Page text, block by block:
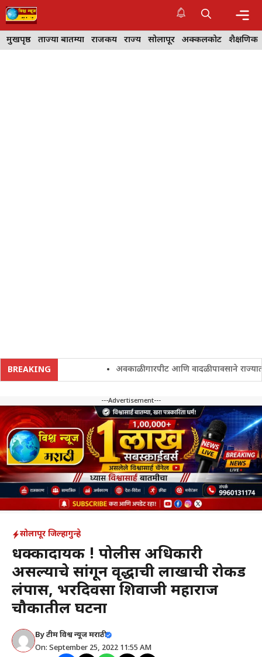
Skip
to
content
मुखपृष्ठ ताज्या बातम्या राजकीय राज्य सोलापूर अक्कलकोट शैक्षणिक
BREAKING अवकाळी गारपीट आणि वादळी पावसाने राज्यातील
---Advertisement---
सोलापूर जिल्हागुन्हे
धक्कादायक ! पोलीस अधिकारी
असल्याचे सांगून वृद्धाची लाखाची रोकड
लंपास, भरदिवसा शिवाजी महाराज
चौकातील घटना
Byटीम विश्व न्यूज मराठी
On: September 25, 2022 11:55 AM